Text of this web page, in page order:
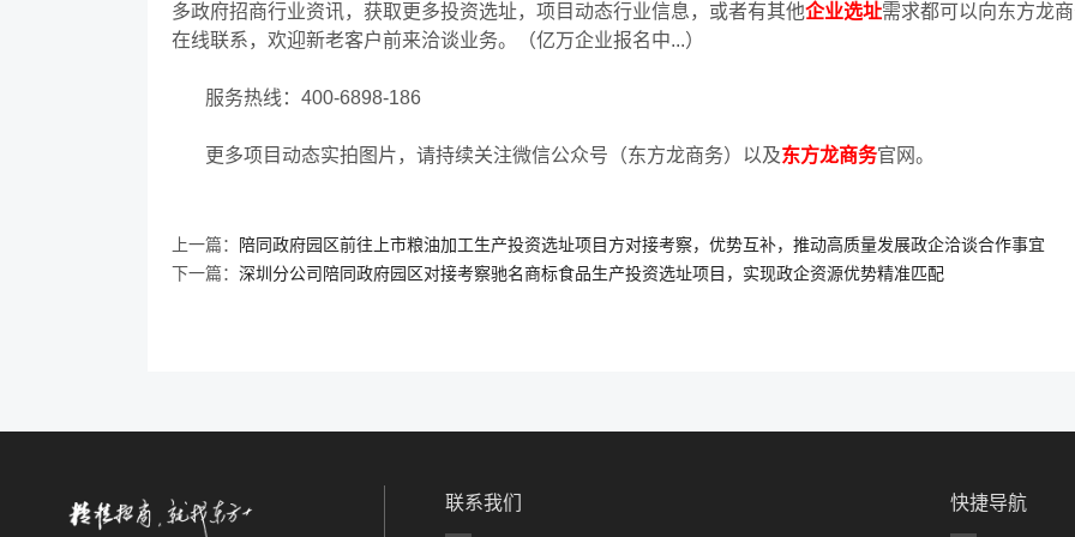
多政府招商行业资讯，获取更多投资选址，项目动态行业信息，或者有其他企业选址需求都可以向东方龙
在线联系，欢迎新老客户前来洽谈业务。（亿万企业报名中...）
服务热线： 400-6898-186
更多项目动态实拍图片，请持续关注微信公众号（东方龙商务）以及东方龙商务官网。
上一篇：
陪同政府园区前往上市粮油加工生产投资选址项目方对接考察，优势互补，推动高质量发展政企洽谈合作事宜
下一篇： 深圳分公司陪同政府园区对接考察驰名商标食品生产投资选址项目，实现政企资源优势精准匹配
联系我们 快捷导航